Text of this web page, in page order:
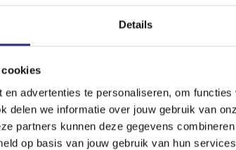
Details
cookies
advertenties te personaliseren, om
delen we informatie over jouw gebruik van
partners kunnen deze gegevens
op basis van jouw gebruik van hun
USC-tarief.
II.
om aan te tonen dat je Inholland-student